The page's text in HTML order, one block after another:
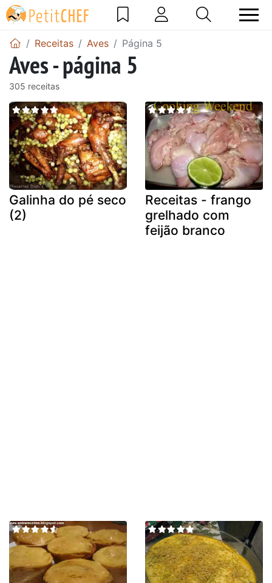
Receitas Aves Página 5
Aves - página 5
305 receitas
Galinha do pé seco
(2)
Receitas - frango
grelhado com
feijão branco